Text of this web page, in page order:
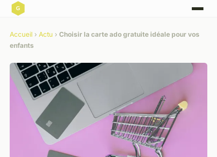
Accueil › Actu › Choisir la carte ado gratuite idéale pour vos
enfants